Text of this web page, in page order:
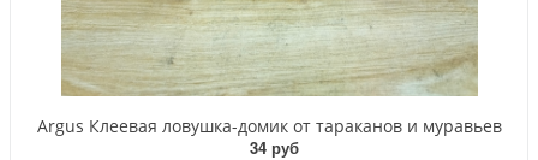
Argus Клеевая ловушка-домик от тараканов и муравьев
34 руб